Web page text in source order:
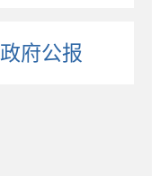
政府公报